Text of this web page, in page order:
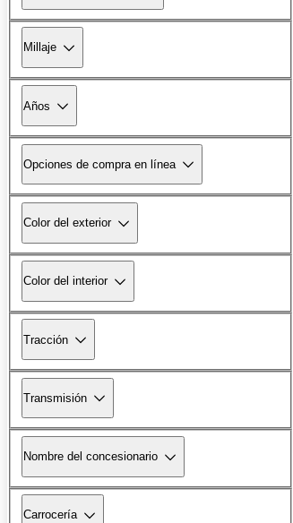
Millaje
Años
Opciones de compra en línea
Color del exterior
Color del interior
Tracción
Transmisión
Nombre del concesionario
Carrocería